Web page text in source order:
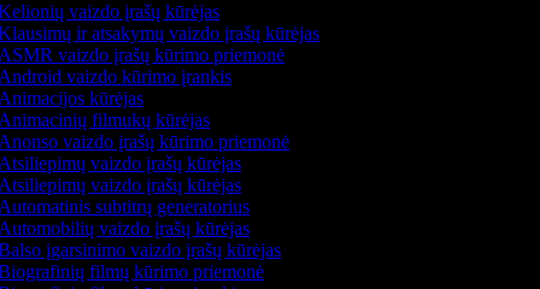
vaizdo įrašų kūrėjas
ir atsakymų vaizdo įrašų kūrėjas
vaizdo įrašų kūrimo priemonė
vaizdo kūrimo įrankis
kūrėjas
filmukų kūrėjas
vaizdo įrašų kūrimo priemonė
vaizdo įrašų kūrėjas
vaizdo įrašų kūrėjas
subtitrų generatorius
vaizdo įrašų kūrėjas
įgarsinimo vaizdo įrašų kūrėjas
filmų kūrimo priemonė